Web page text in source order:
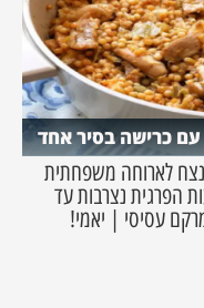
כרישה בסיר אחד
לארוחה משפחתית
הפרגית נצרבות עד
עסיסי | יאמי!